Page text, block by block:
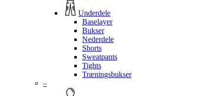
Underdele
Baselayer
Bukser
Nederdele
Shorts
Sweatpants
Tights
Træningsbukser
–